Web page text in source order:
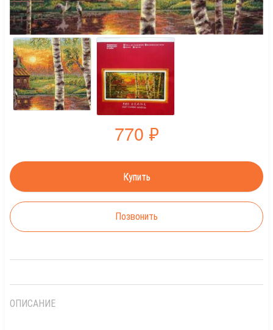
770 ₽
Позвонить
ОПИСАНИЕ